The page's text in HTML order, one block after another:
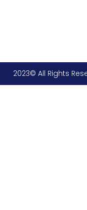
2023© All Rights